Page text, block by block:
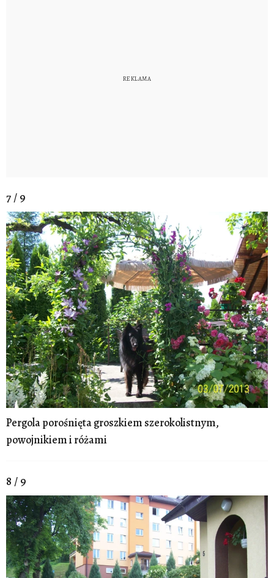
7 / 9
Pergola porośnięta groszkiem szerokolistnym,
powojnikiem i różami
8 / 9